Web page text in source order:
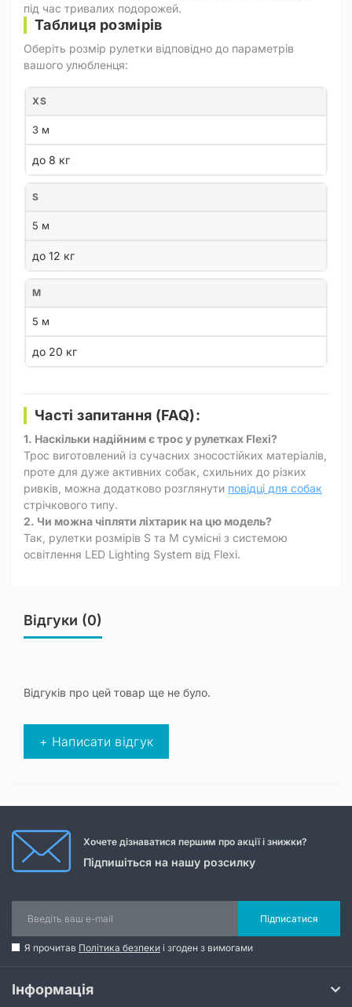
під час тривалих подорожей.
Таблиця розмірів
Оберіть розмір рулетки відповідно до параметрів
вашого улюбленця:
XS
3 м
до 8 кг
S
5 м
до 12 кг
M
5 м
до 20 кг
Часті запитання (FAQ):
1. Наскільки надійним є трос у рулетках Flexi?
Трос виготовлений із сучасних зносостійких матеріалів,
проте для дуже активних собак, схильних до різких
ривків, можна додатково розглянути повідці для собак
стрічкового типу.
2. Чи можна чіпляти ліхтарик на цю модель?
Так, рулетки розмірів S та M сумісні з системою
освітлення LED Lighting System від Flexi.
Відгуки (0)
Відгуків про цей товар ще не було.
+ Написати відгук
Хочете дізнаватися першим про акції і знижки?
Підпишіться на нашу розсилку
Підписатися
Я прочитав Політика безпеки і згоден з вимогами
Інформація